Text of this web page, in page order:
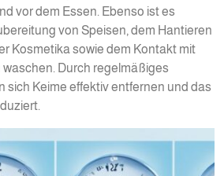
vor dem Essen. Ebenso ist es
von Speisen, dem Hantieren
Kosmetika sowie dem Kontakt mit
waschen. Durch regelmäßiges
sich Keime effektiv entfernen und das